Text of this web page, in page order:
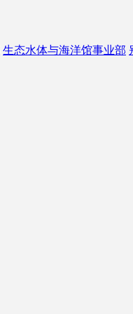
生态水体与海洋馆事业部